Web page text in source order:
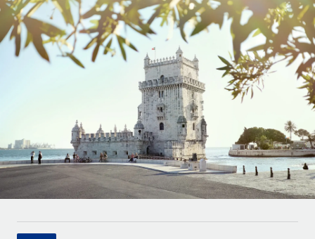
Zzp'ers internationaal onboarden en beheren
PEO
Ingewikkelde HR-taken eenvoudig uitbesteden
Remote Embedded
HR naadloos in workflows integreren
Platform
Ingebouwde essentiële HR-functies voor je team
GROEIFASE
Start-ups
Flexibele global HR en payroll solutions voor groeiende
Mid-market
Teams uitbreiden met HR solutions op maat
Enterprise
Global HR voor grote bedrijven
WERK MET ONS SAMEN
Betalingscalculator voor zzp'ers
Ontdek valuta-opties en betaalsnelheden voor
internationale zzp'ers
Casestudy's
HR-woordenlijst
Checklists en templates
Nederlands
Français
Italiano
Português (Portugal)
日本語
Inloggen